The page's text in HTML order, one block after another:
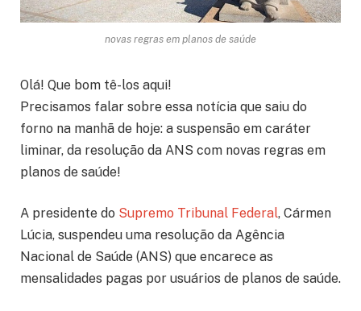
novas regras em planos de saúde
Olá! Que bom tê-los aqui!
Precisamos falar sobre essa notícia que saiu do
forno na manhã de hoje: a suspensão em caráter
liminar, da resolução da ANS com novas regras em
planos de saúde!
A presidente do Supremo Tribunal Federal, Cármen
Lúcia, suspendeu uma resolução da Agência
Nacional de Saúde (ANS) que encarece as
mensalidades pagas por usuários de planos de saúde.